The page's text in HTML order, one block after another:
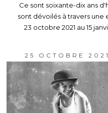
Ce sont soixante-dix ans
sont dévoilés à travers
23 octobre 2021 au 15
25 OCTOBRE 2021